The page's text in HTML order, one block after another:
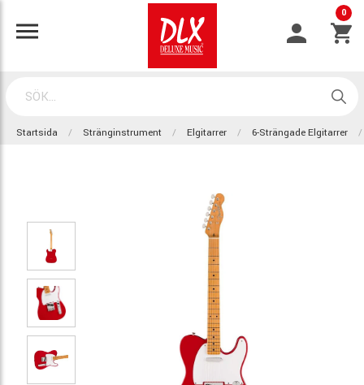
0
Startsida Stränginstrument Elgitarrer 6-Strängade Elgitarrer